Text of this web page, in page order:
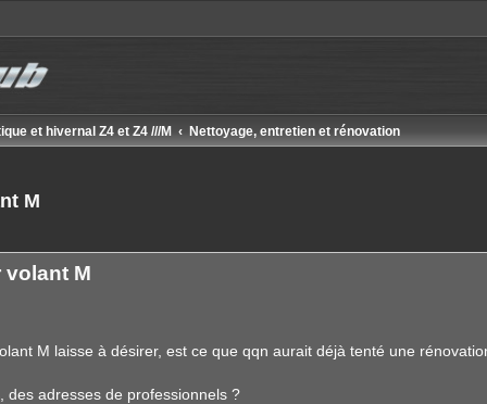
et hivernal Z4 et Z4 ///M Nettoyage, entretien et rénovation
M
volant M
M laisse à désirer, est ce que qqn aurait déjà tenté une
des adresses de professionnels ?